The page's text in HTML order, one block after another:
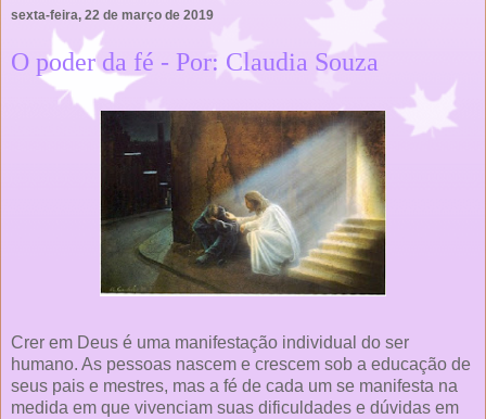
sexta-feira, 22 de março de 2019
O poder da fé - Por: Claudia Souza
Crer em Deus é uma manifestação individual do ser
humano. As pessoas nascem e crescem sob a educação de
seus pais e mestres, mas a fé de cada um se manifesta na
medida em que vivenciam suas dificuldades e dúvidas em